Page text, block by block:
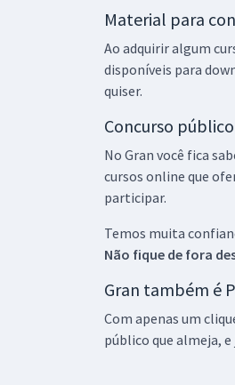
Material para
Ao adquirir algum
disponíveis para
quiser.
Concurso
No Gran você fica
cursos online que
participar.
Temos muita
Não fique de fora
Gran também é
Com apenas um
público que almeja,